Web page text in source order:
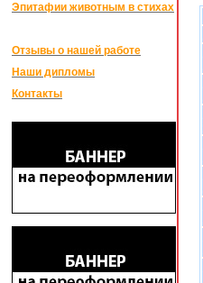
Эпитафии животным в стихах
Отзывы о нашей работе
Наши дипломы
Контакты